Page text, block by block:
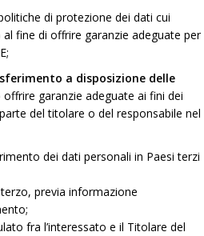
di protezione dei dati cui
fine di offrire garanzie adeguate per
a disposizione delle
garanzie adeguate ai fini dei
del titolare o del responsabile nel
dei dati personali in Paesi terzi
previa informazione
fra l’interessato e il Titolare del